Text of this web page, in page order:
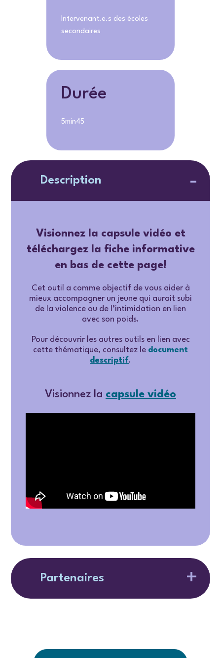
Intervenant.e.s des écoles
secondaires
Durée
5min45
Description
Visionnez la capsule vidéo et
téléchargez la fiche informative
en bas de cette page!
Cet outil a comme objectif de vous aider à
mieux accompagner un jeune qui aurait subi
de la violence ou de l’intimidation en lien
avec son poids.
Pour découvrir les autres outils en lien avec
cette thématique, consultez le document
descriptif.
Visionnez la capsule vidéo
Partenaires